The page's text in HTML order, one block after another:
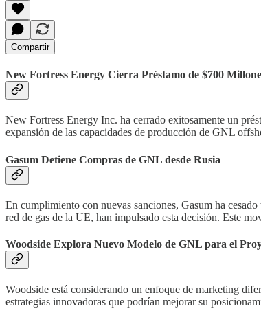
Compartir
New Fortress Energy Cierra Préstamo de $700
New Fortress Energy Inc. ha cerrado exitosamente un
expansión de las capacidades de producción de GNL
Gasum Detiene Compras de GNL desde Rusia
En cumplimiento con nuevas sanciones, Gasum ha
red de gas de la UE, han impulsado esta decisión. Este
Woodside Explora Nuevo Modelo de GNL para el
Woodside está considerando un enfoque de marketing
estrategias innovadoras que podrían mejorar su